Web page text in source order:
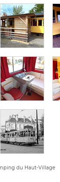
du Haut-Village